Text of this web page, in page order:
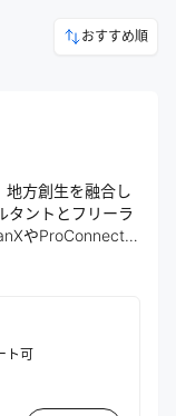
おすすめ順
地方創生を融合し
タントとフリーラ
やProConnectな
動性の高い社会
までを一貫して
ト可